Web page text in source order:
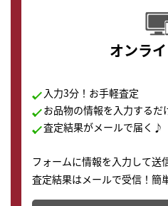
オンラ
入力3分！お手軽査定
お品物の情報を入力するだ
査定結果がメールで届く♪
フォームに情報を入力して送
査定結果はメールで受信！簡
かります。